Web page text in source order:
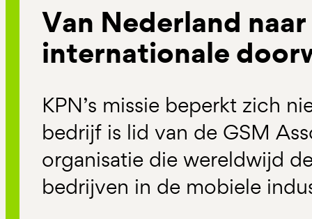
Van Nederland
internationale
KPN’s missie beperkt zich
bedrijf is lid van de GSM
organisatie die wereldwijd
bedrijven in de mobiele